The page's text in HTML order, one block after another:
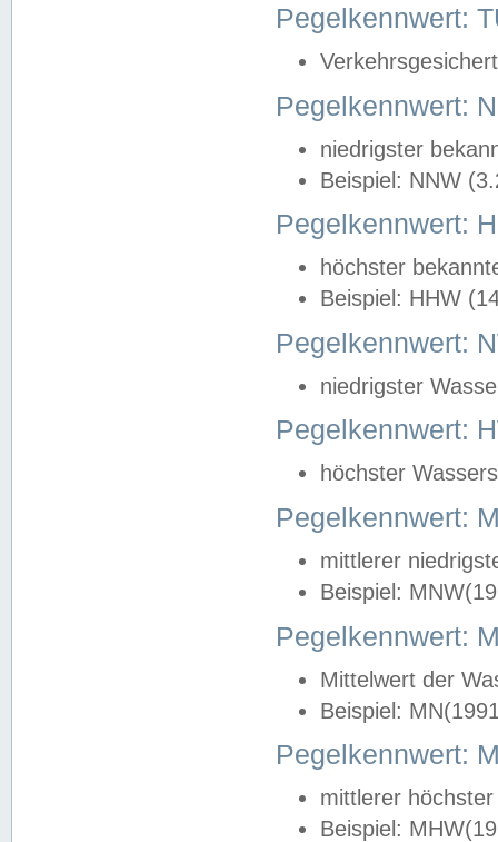
Pegelkennwert:
Pegelkennwert:
niedrigster
Beispiel: NNW
Pegelkennwert:
höchster
Beispiel: HHW
Pegelkennwert:
niedrigster
Pegelkennwert:
höchster
Pegelkennwert:
mittlerer
Beispiel:
Pegelkennwert:
Mittelwert der
Beispiel:
Pegelkennwert:
mittlerer
Beispiel: